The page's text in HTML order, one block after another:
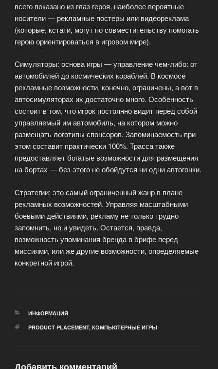
всего показано из глаз героя, наиболее вероятные
носители — рекламные постеры или видеореклама
(которые, кстати, могут по совместительству помогать
герою ориентироваться в игровом мире).
Симуляторы: основа игры — управление чем-либо: от
автомобилей до космических кораблей. В космосе
рекламные возможности, конечно, ограничены, а вот в
автосимуляторах их достаточно много. Особенность
состоит в том, что игрок постоянно видит перед собой
управляемый им автомобиль, на котором можно
размещать логотипы спонсоров. Запоминаемость при
этом составит практически 100%. Трасса также
предоставляет богатые возможности для размещения
на бортах — без этого не обойдутся ни одни автогонки.
Стратегии: это самый ограниченный жанр в плане
рекламных возможностей. Управляя масштабными
боевыми действиями, рекламу не только трудно
запомнить, но и увидеть. Остается, правда,
возможность упоминания бренда в брифе перед
миссиями, или же другие возможности, определяемые
конкретной игрой.
РУБРИКИ
ИНФОРМАЦИЯ
МЕТКИ
PRODUCT PLACEMENT, КОМПЬЮТЕРНЫЕ ИГРЫ